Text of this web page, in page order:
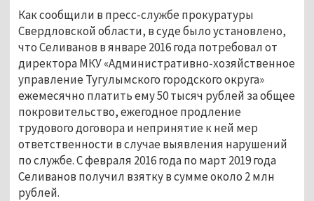
Как сообщили в пресс-службе прокуратуры
Свердловской области, в суде было установлено,
что Селиванов в январе 2016 года потребовал от
директора МКУ «Административно-хозяйственное
управление Тугулымского городского округа»
ежемесячно платить ему 50 тысяч рублей за общее
покровительство, ежегодное продление
трудового договора и непринятие к ней мер
ответственности в случае выявления нарушений
по службе. С февраля 2016 года по март 2019 года
Селиванов получил взятку в сумме около 2 млн
рублей.